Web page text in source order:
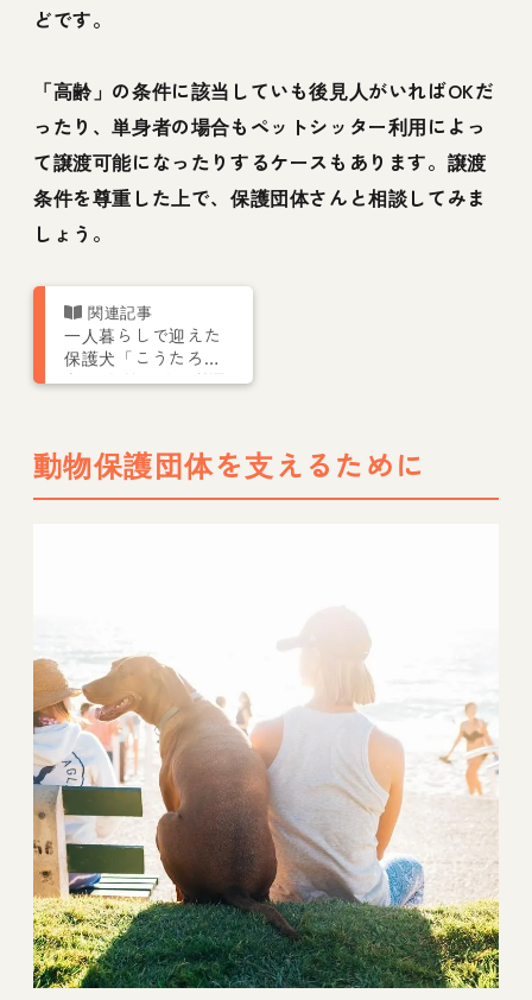
どです。
「高齢」の条件に該当していも後見人がいればOKだ
ったり、単身者の場合もペットシッター利用によっ
て譲渡可能になったりするケースもあります。譲渡
条件を尊重した上で、保護団体さんと相談してみま
しょう。
一人暮らしで迎えた
保護犬「こうたろ
う」 名前が結んだ運
動物保護団体を支えるために